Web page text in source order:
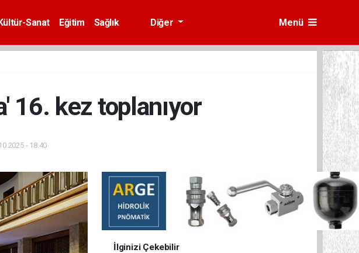
Sanat Eğitim
Sağlık
Diğer Menü
16. kez toplanıyor
- 18:40
İlginizi Çekebilir